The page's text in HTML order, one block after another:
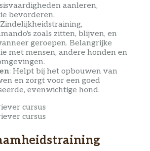
aanleren,
bevorderen.
Zindelijkheidstraining,
zoals zitten, blijven, en
geroepen. Belangrijke
met mensen, andere honden en
: Helpt bij het opbouwen van
en zorgt voor een goed
evenwichtige hond.